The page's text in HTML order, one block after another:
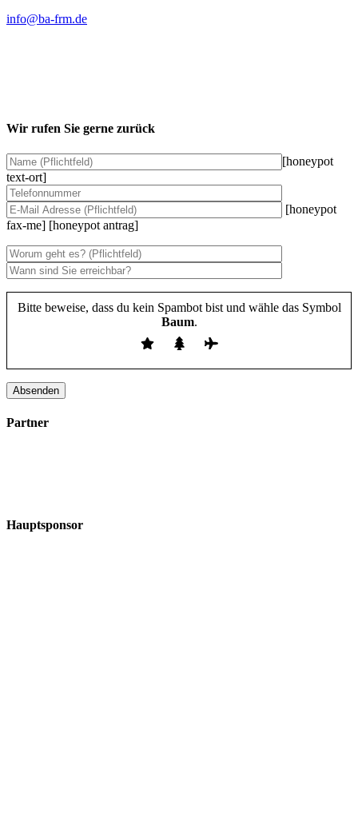
info@ba-frm.de
Wir rufen Sie gerne zurück
[honeypot
text-ort]
[honeypot
fax-me] [honeypot antrag]
Bitte beweise, dass du kein Spambot bist und wähle das Symbol
Baum.
Partner
Hauptsponsor